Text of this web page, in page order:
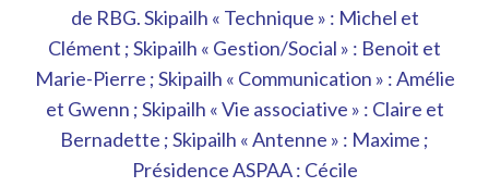
de RBG. Skipailh « Technique » : Michel et
Clément ; Skipailh « Gestion/Social » : Benoit et
Marie-Pierre ; Skipailh « Communication » : Amélie
et Gwenn ; Skipailh « Vie associative » : Claire et
Bernadette ; Skipailh « Antenne » : Maxime ;
Présidence ASPAA : Cécile